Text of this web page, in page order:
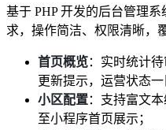
基于 PHP 开发的后台管理
求，操作简洁、权限清晰，
首页概览：实时统计
更新提示，运营状态一
小区配置：支持富文
至小程序首页展示；